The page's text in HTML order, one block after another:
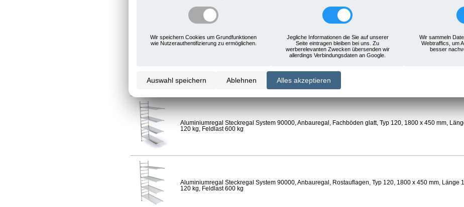
Aluminiumregal Steckregal System 90000, Anbauregal, Rostauflagen, Typ 120, 1800 x 450 mm, Länge
120 kg, Feldlast 600 kg
Aluminiumregal Steckregal System 90000, Anbauregal, Böden gelocht, Ø 24 mm, Typ 120, 1800 x 450
Aluminiumregal Steckregal System 90000, Anbauregal, Fachböden glatt, Typ 120, 1800 x 450 mm,
120 kg, Feldlast 600 kg
Aluminiumregal Steckregal System 90000, Anbauregal, Rostauflagen, Typ 120, 1800 x 450 mm, Länge
120 kg, Feldlast 600 kg
Wir speichern Cookies um Grundfunktionen
wie Nutzerauthentifizierung zu ermöglichen.
Jegliche Informationen die Sie auf unserer
Seite eintragen bleiben bei uns. Zu
werberelevanten Zwecken übersenden wir
allerdings Verbindungsdaten an Google.
Wir sammeln
Webtraffics, um
besser
Auswahl speichern Ablehnen Alles akzeptieren